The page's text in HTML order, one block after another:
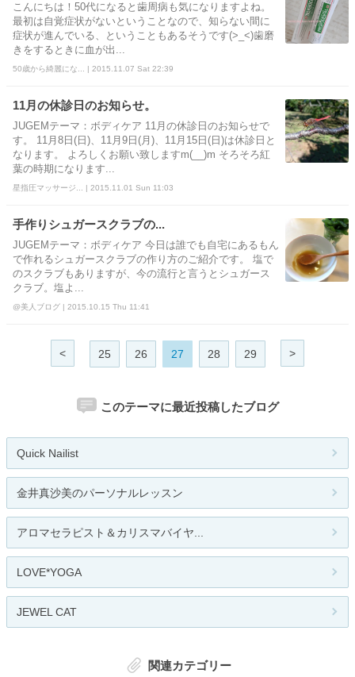
こんにちは！50代になると歯周病も気になりますよね。
最初は自覚症状がないということなので、知らない間に
症状が進んでいる、ということもあるそうです(>_<)歯磨
きをするときに血が出...
50歳から綺麗にな... | 2015.11.07 Sat 22:39
11月の休診日のお知らせ。
JUGEMテーマ：ボディケア 11月の休診日のお知らせで
す。 11月8日(日)、11月9日(月)、11月15日(日)は休診日と
なります。 よろしくお願い致しますm(__)m そろそろ紅
葉の時期になります...
星指圧マッサージ... | 2015.11.01 Sun 11:03
手作りシュガースクラブの...
JUGEMテーマ：ボディケア 今日は誰でも自宅にあるもん
で作れるシュガースクラブの作り方のご紹介です。 塩で
のスクラブもありますが、今の流行と言うとシュガース
クラブ。塩よ...
@美人ブログ | 2015.10.15 Thu 11:41
< 25 26 27 28 29 >
このテーマに最近投稿したブログ
Quick Nailist
金井真沙美のパーソナルレッスン
アロマセラピスト＆カリスマバイヤ...
LOVE*YOGA
JEWEL CAT
関連カテゴリー